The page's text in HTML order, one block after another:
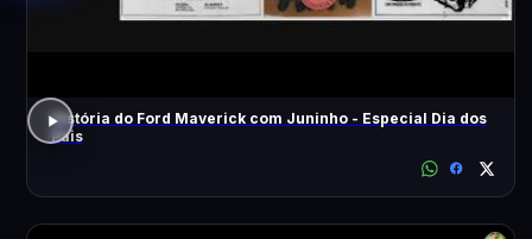
História do Ford Maverick com Juninho - Especial Dia dos
Pais